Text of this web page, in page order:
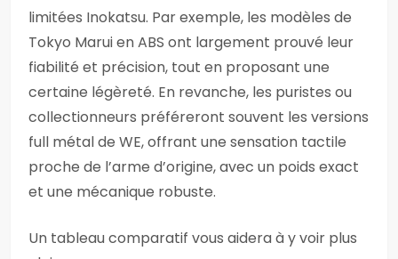
limitées Inokatsu. Par exemple, les modèles de
Tokyo Marui en ABS ont largement prouvé leur
fiabilité et précision, tout en proposant une
certaine légèreté. En revanche, les puristes ou
collectionneurs préféreront souvent les versions
full métal de WE, offrant une sensation tactile
proche de l’arme d’origine, avec un poids exact
et une mécanique robuste.
Un tableau comparatif vous aidera à y voir plus